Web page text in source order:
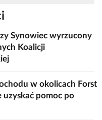
Synowiec wyrzucony
Koalicji
w okolicach Forst
uzyskać pomoc po